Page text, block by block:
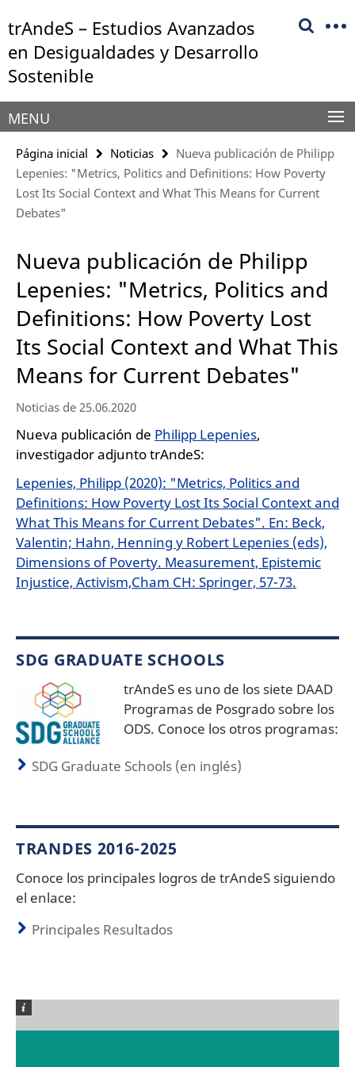
direkt
zu
Inhalt
trAndeS – Estudios Avanzados
en Desigualdades y Desarrollo
Sostenible
Herramientas
de
navegación
MENU
Página inicial Noticias
Nueva publicación de Philipp
Lepenies: "Metrics, Politics and Definitions: How Poverty
Lost Its Social Context and What This Means for Current
Debates"
Nueva publicación de Philipp
Lepenies: "Metrics, Politics and
Definitions: How Poverty Lost
Its Social Context and What This
Means for Current Debates"
Noticias de 25.06.2020
Nueva publicación de Philipp Lepenies,
investigador adjunto trAndeS:
Lepenies, Philipp (2020): "Metrics, Politics and
Definitions: How Poverty Lost Its Social Context and
What This Means for Current Debates". En: Beck,
Valentin; Hahn, Henning y Robert Lepenies (eds),
Dimensions of Poverty. Measurement, Epistemic
Injustice, Activism,Cham CH: Springer, 57-73.
SDG GRADUATE SCHOOLS
trAndeS es uno de los siete DAAD
Programas de Posgrado sobre los
ODS. Conoce los otros programas:
SDG Graduate Schools (en inglés)
TRANDES 2016-2025
Conoce los principales logros de trAndeS siguiendo
el enlace:
Principales Resultados